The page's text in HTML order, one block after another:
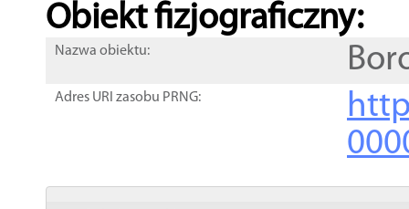
Obiekt fizjograficzny:
Nazwa obiektu:
Adres URI zasobu PRNG: